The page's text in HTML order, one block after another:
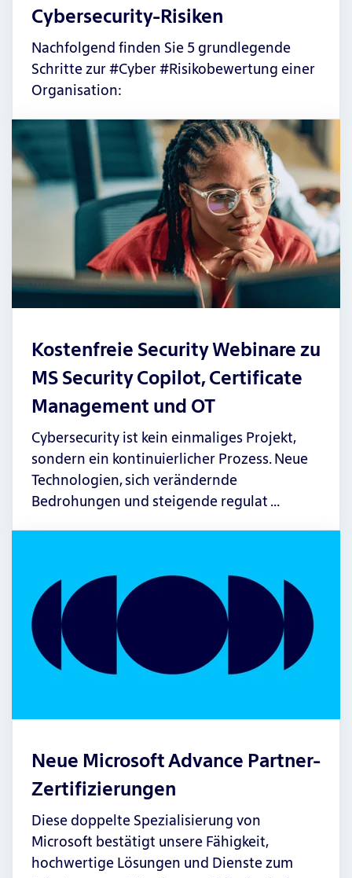
Cybersecurity-Risiken
Nachfolgend finden Sie 5 grundlegende
Schritte zur #Cyber #Risikobewertung einer
Organisation:
Kostenfreie Security Webinare zu
MS Security Copilot, Certificate
Management und OT
Cybersecurity ist kein einmaliges Projekt,
sondern ein kontinuierlicher Prozess. Neue
Technologien, sich verändernde
Bedrohungen und steigende regulat …
Neue Microsoft Advance Partner-
Zertifizierungen
Diese doppelte Spezialisierung von
Microsoft bestätigt unsere Fähigkeit,
hochwertige Lösungen und Dienste zum